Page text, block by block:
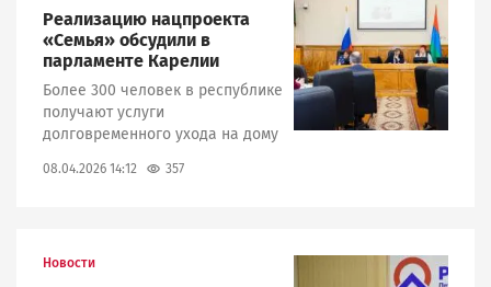
Реализацию нацпроекта
«Семья» обсудили в
парламенте Карелии
Более 300 человек в республике
получают услуги
долговременного ухода на дому
08.04.2026 14:12 357
Новости